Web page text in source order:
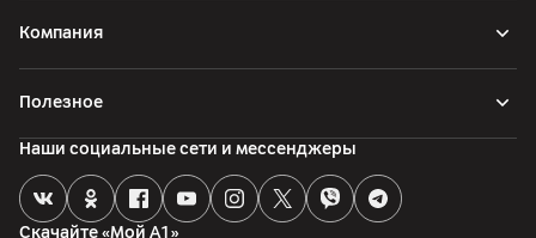
Компания
Полезное
Скачайте «Мой А1»
Наши социальные сети и мессенджеры